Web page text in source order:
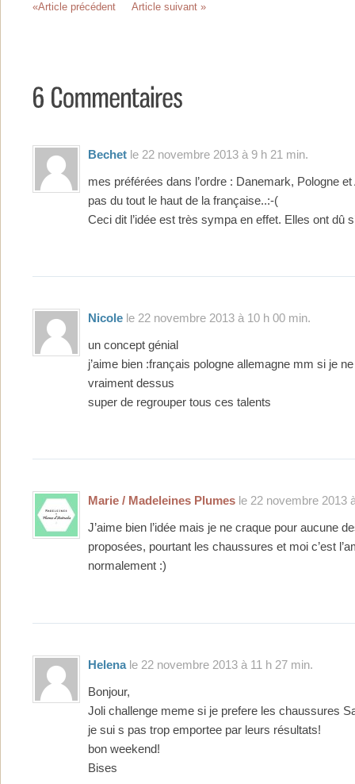
«Article précédent Article suivant »
Bechet le 22 novembre 2013 à 9 h 21 min.
mes préférées dans l’ordre : Danemark, Pologne et
pas du tout le haut de la française..:-(
Ceci dit l’idée est très sympa en effet. Elles ont dû
Nicole le 22 novembre 2013 à 10 h 00 min.
un concept génial
j’aime bien :français pologne allemagne mm si je
vraiment dessus
super de regrouper tous ces talents
Marie / Madeleines Plumes le 22 novembre 2013
J’aime bien l’idée mais je ne craque pour aucune
proposées, pourtant les chaussures et moi c’est
normalement :)
Helenale 22 novembre 2013 à 11 h 27 min.
Bonjour,
Joli challenge meme si je prefere les chaussures
je sui s pas trop emportee par leurs résultats!
bon weekend!
Bises